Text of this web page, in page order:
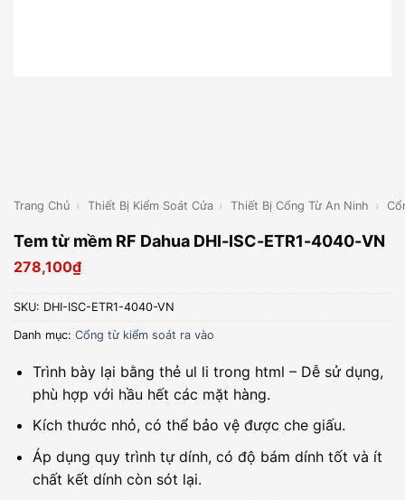
Trang Chủ › Thiết Bị Kiểm Soát Cửa › Thiết Bị Cổng Từ An Ninh ›
Tem từ mềm RF Dahua DHI-ISC-ETR1-4040-VN
278,100₫
SKU: DHI-ISC-ETR1-4040-VN
Danh mục: Cổng từ kiểm soát ra vào
Trình bày lại bằng thẻ ul li trong html – Dễ sử dụng,
phù hợp với hầu hết các mặt hàng.
Kích thước nhỏ, có thể bảo vệ được che giấu.
Áp dụng quy trình tự dính, có độ bám dính tốt và ít
chất kết dính còn sót lại.